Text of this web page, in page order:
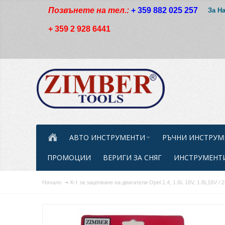
Позвънете на тел.: + 359 882 025 257
+ 359 2 928 6441
За
АВТО ИНСТРУМЕНТИ РЪЧНИ
ПРОМОЦИИ ВЕРИГИ ЗА СНЯГ
Начало К-т за зацепване на двигатели Opel 1.4, 1.6L 16V, 1.8L16V